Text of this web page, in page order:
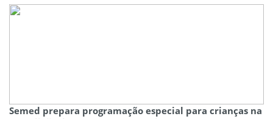
Semed prepara programação especial para crianças na